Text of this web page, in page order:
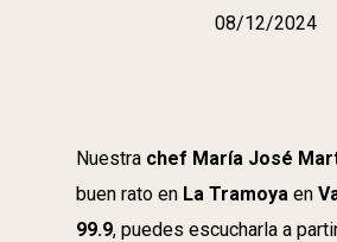
08/12/2024
Nuestra chef María José
buen rato en La Tramoya en
99.9, puedes escucharla a